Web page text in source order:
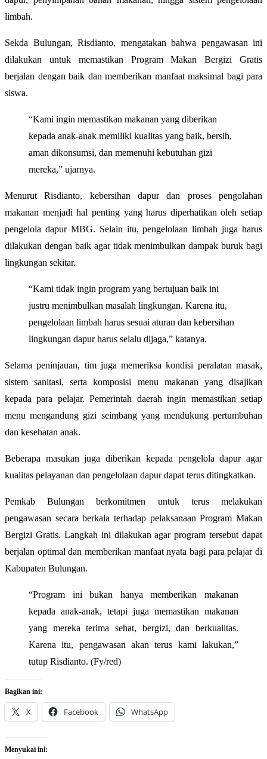
limbah.
Sekda Bulungan, Risdianto, mengatakan bahwa pengawasan ini
dilakukan untuk memastikan Program Makan Bergizi Gratis
berjalan dengan baik dan memberikan manfaat maksimal bagi para
siswa.
“Kami ingin memastikan makanan yang diberikan
kepada anak-anak memiliki kualitas yang baik, bersih,
aman dikonsumsi, dan memenuhi kebutuhan gizi
mereka,” ujarnya.
Menurut Risdianto, kebersihan dapur dan proses pengolahan
makanan menjadi hal penting yang harus diperhatikan oleh setiap
pengelola dapur MBG. Selain itu, pengelolaan limbah juga harus
dilakukan dengan baik agar tidak menimbulkan dampak buruk bagi
lingkungan sekitar.
“Kami tidak ingin program yang bertujuan baik ini
justru menimbulkan masalah lingkungan. Karena itu,
pengelolaan limbah harus sesuai aturan dan kebersihan
lingkungan dapur harus selalu dijaga,” katanya.
Selama peninjauan, tim juga memeriksa kondisi peralatan masak,
sistem sanitasi, serta komposisi menu makanan yang disajikan
kepada para pelajar. Pemerintah daerah ingin memastikan setiap
menu mengandung gizi seimbang yang mendukung pertumbuhan
dan kesehatan anak.
Beberapa masukan juga diberikan kepada pengelola dapur agar
kualitas pelayanan dan pengelolaan dapur dapat terus ditingkatkan.
Pemkab Bulungan berkomitmen untuk terus melakukan
pengawasan secara berkala terhadap pelaksanaan Program Makan
Bergizi Gratis. Langkah ini dilakukan agar program tersebut dapat
berjalan optimal dan memberikan manfaat nyata bagi para pelajar di
Kabupaten Bulungan.
“Program ini bukan hanya memberikan makanan
kepada anak-anak, tetapi juga memastikan makanan
yang mereka terima sehat, bergizi, dan berkualitas.
Karena itu, pengawasan akan terus kami lakukan,”
tutup Risdianto. (Fy/red)
Bagikan ini:
X Facebook WhatsApp
Menyukai ini: